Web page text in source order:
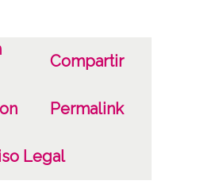
Compartir
Permalink
Legal